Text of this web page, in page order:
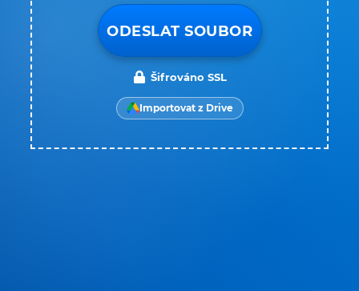
ODESLAT SOUBOR
Šifrováno SSL
Importovat z Drive